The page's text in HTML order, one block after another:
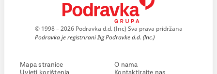
© 1998 – 2026 Podravka d.d. (Inc) Sva prava pridržana
Podravka je registrirani žig Podravke d.d. (Inc.)
Mapa stranice
Uvjeti korištenja
O nama
Kontaktirajte nas